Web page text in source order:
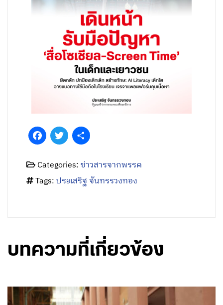
FacebookTwitter
Categories:ข่าวสารจากพรรค
Tags:ประเสริฐ จันทรรวงทอง
บทความที่เกี่ยวข้อง